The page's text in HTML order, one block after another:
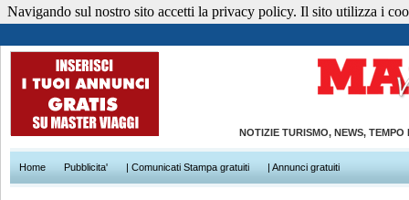
NOTIZIE TURISMO, NEWS,
Home Pubblicita' | Comunicati Stampa gratuiti | Annunci gratuiti
Navigando sul nostro sito accetti la privacy policy. Il sito utilizza i